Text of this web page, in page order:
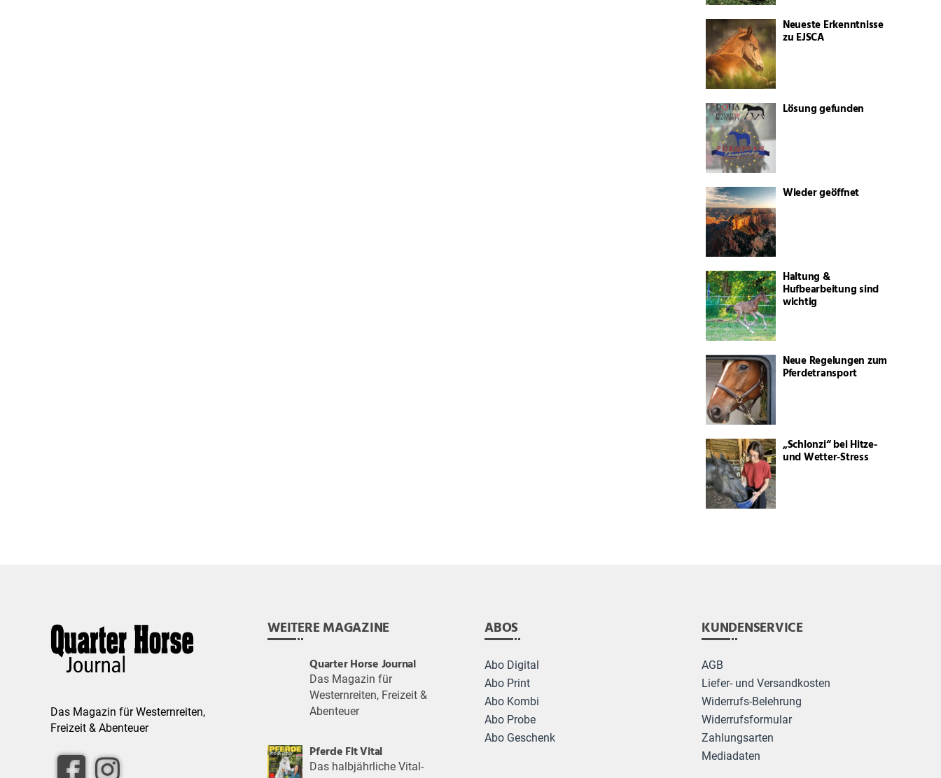
Neueste Erkenntnisse
zu EJSCA
Lösung gefunden
Wieder geöffnet
Haltung &
Hufbearbeitung sind
wichtig
Neue Regelungen zum
Pferdetransport
„Schlonzi“ bei Hitze-
und Wetter-Stress
Das Magazin für Westernreiten,
Freizeit & Abenteuer
WEITERE MAGAZINE
Quarter Horse Journal
Das Magazin für
Westernreiten, Freizeit &
Abenteuer
Pferde Fit Vital
Das halbjährliche Vital-
ABOS
Abo Digital
Abo Print
Abo Kombi
Abo Probe
Abo Geschenk
KUNDENSERVICE
AGB
Liefer- und Versandkosten
Widerrufs-Belehrung
Widerrufsformular
Zahlungsarten
Mediadaten